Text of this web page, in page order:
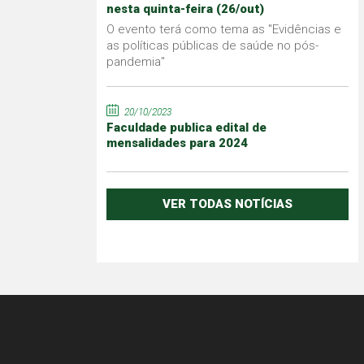
nesta quinta-feira (26/out)
O evento terá como tema as "Evidências e
as políticas públicas de saúde no pós-
pandemia"
20/10/2023
Faculdade publica edital de
mensalidades para 2024
VER TODAS NOTÍCIAS